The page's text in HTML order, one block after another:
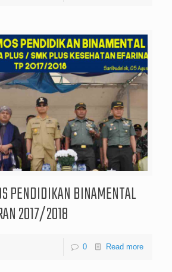
PENDIDIKAN BINAMENTAL
2017/2018
0 Read more